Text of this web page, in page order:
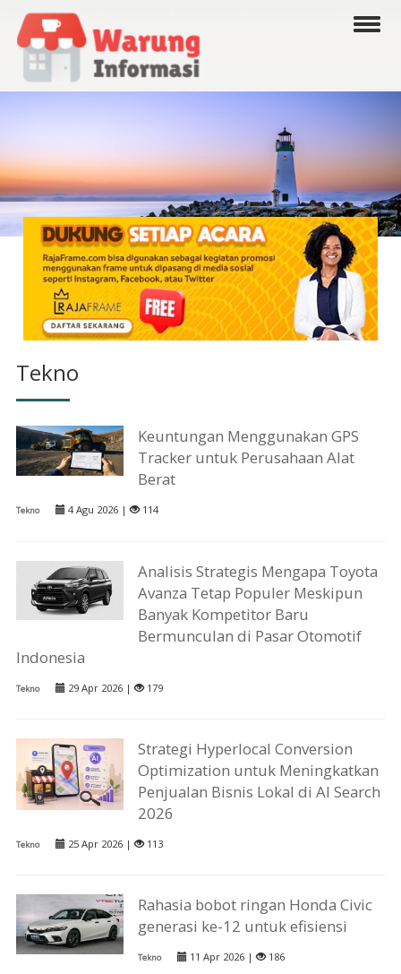
Tekno
Keuntungan Menggunakan GPS
Tracker untuk Perusahaan Alat
Berat
Tekno 4 Agu 2026 | 114
Analisis Strategis Mengapa Toyota
Avanza Tetap Populer Meskipun
Banyak Kompetitor Baru
Bermunculan di Pasar Otomotif
Indonesia
Tekno 29 Apr 2026 | 179
Strategi Hyperlocal Conversion
Optimization untuk Meningkatkan
Penjualan Bisnis Lokal di AI Search
2026
Tekno 25 Apr 2026 | 113
Rahasia bobot ringan Honda Civic
generasi ke-12 untuk efisiensi
Tekno 11 Apr 2026 | 186